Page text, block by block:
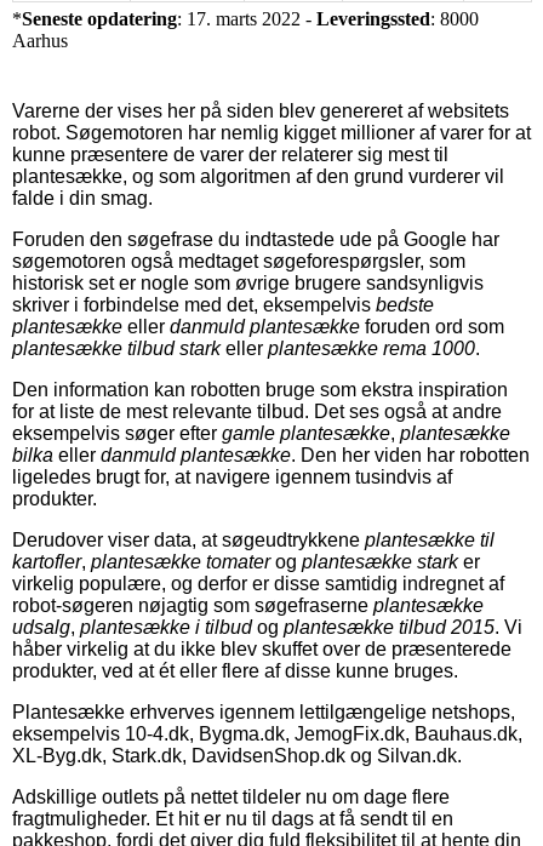
*Seneste opdatering: 17. marts 2022 - Leveringssted: 8000
Aarhus
Varerne der vises her på siden blev genereret af websitets
robot. Søgemotoren har nemlig kigget millioner af varer for at
kunne præsentere de varer der relaterer sig mest til
plantesække, og som algoritmen af den grund vurderer vil
falde i din smag.
Foruden den søgefrase du indtastede ude på Google har
søgemotoren også medtaget søgeforespørgsler, som
historisk set er nogle som øvrige brugere sandsynligvis
skriver i forbindelse med det, eksempelvis bedste
plantesække eller danmuld plantesække foruden ord som
plantesække tilbud starkeller plantesække rema 1000.
Den information kan robotten bruge som ekstra inspiration
for at liste de mest relevante tilbud. Det ses også at andre
eksempelvis søger efter gamle plantesække, plantesække
bilka eller danmuld plantesække. Den her viden har robotten
ligeledes brugt for, at navigere igennem tusindvis af
produkter.
Derudover viser data, at søgeudtrykkene plantesække til
kartofler, plantesække tomaterog plantesække starker
virkelig populære, og derfor er disse samtidig indregnet af
robot-søgeren nøjagtig som søgefraserne plantesække
udsalg, plantesække i tilbudog plantesække tilbud 2015. Vi
håber virkelig at du ikke blev skuffet over de præsenterede
produkter, ved at ét eller flere af disse kunne bruges.
Plantesække erhverves igennem lettilgængelige netshops,
eksempelvis 10-4.dk, Bygma.dk, JemogFix.dk, Bauhaus.dk,
XL-Byg.dk, Stark.dk, DavidsenShop.dk og Silvan.dk.
Adskillige outlets på nettet tildeler nu om dage flere
fragtmuligheder. Et hit er nu til dags at få sendt til en
pakkeshop, fordi det giver dig fuld fleksibilitet til at hente din